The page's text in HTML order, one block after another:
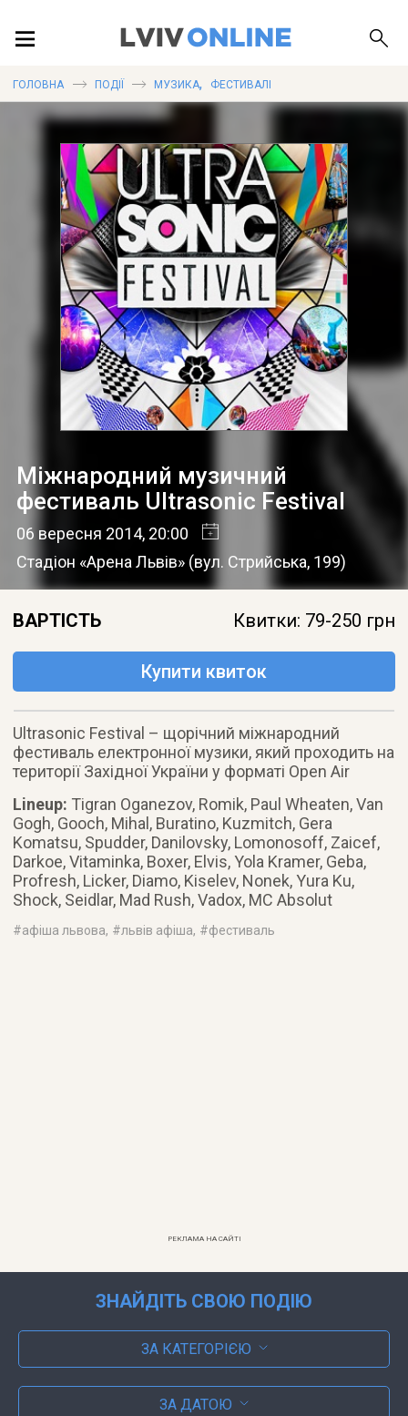
ПУБЛІКАЦІЇ
ДОВІДКА
ГОЛОВНА ПОДІЇ МУЗИКА, ФЕСТИВАЛІ
Міжнародний музичний
фестиваль Ultrasonic Festival
06 вересня 2014, 20:00
Стадіон «Арена Львів» (вул. Стрийська, 199)
ВАРТІСТЬ Квитки: 79-250 грн
Купити квиток
Ultrasonic Festival – щорiчний мiжнародний
фестиваль електронної музики, який проходить на
території Західної України у форматі Open Air
Lineup: Tigran Oganezov, Romik, Paul Wheaten, Van
Gogh, Gooch, Mihal, Buratino, Kuzmitch, Gera
Komatsu, Spudder, Danilovsky, Lomonosoff, Zaicef,
Darkoe, Vitaminka, Boxer, Elvis, Yola Kramer, Geba,
Profresh, Licker, Diamo, Kiselev, Nonek, Yura Ku,
Shock, Seidlar, Mad Rush, Vadox, MC Absolut
#афіша львова, #львів афіша, #фестиваль
РЕКЛАМА НА САЙТІ
ЗНАЙДІТЬ СВОЮ ПОДІЮ
ЗА КАТЕГОРІЄЮ
ЗА ДАТОЮ